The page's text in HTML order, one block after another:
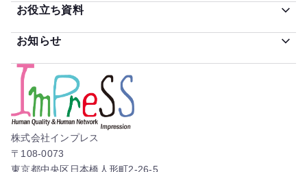
お役立ち資料
お知らせ
株式会社インプレス
〒108-0073
東京都中央区日本橋人形町2-26-5